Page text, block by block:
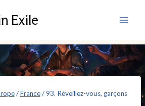
Exile
/ France / 93. Réveillez-vous, garçons